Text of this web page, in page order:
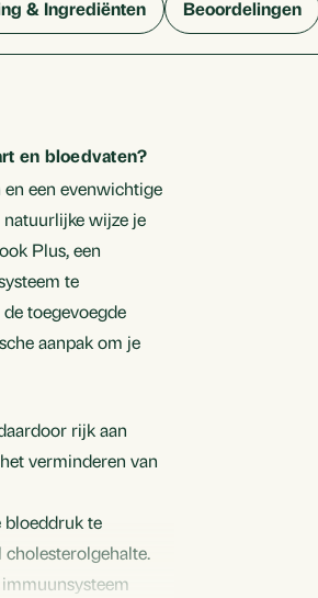
& Ingrediënten Beoordelingen
en bloedvaten?
een evenwichtige
natuurlijke wijze je
Plus, een
te
toegevoegde
aanpak om je
rijk aan
verminderen van
bloeddruk te